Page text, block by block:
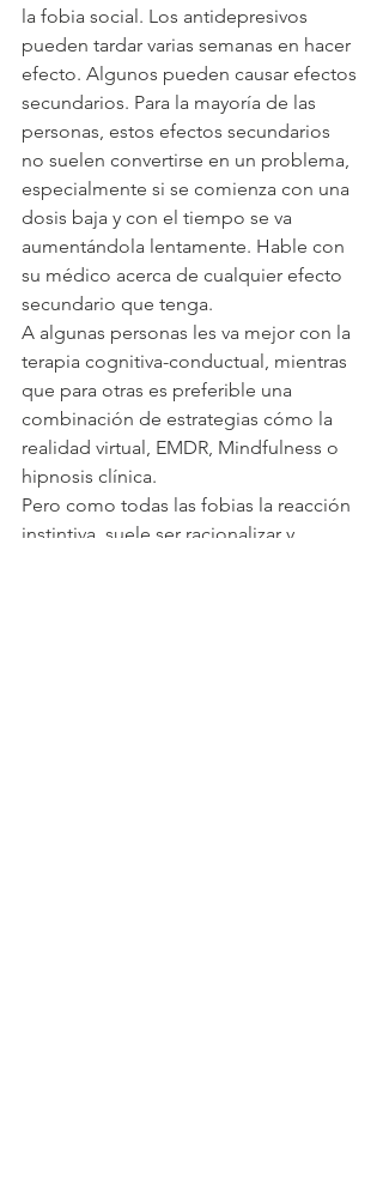
la fobia social. Los antidepresivos
pueden tardar varias semanas en hacer
efecto. Algunos pueden causar efectos
secundarios. Para la mayoría de las
personas, estos efectos secundarios
no suelen convertirse en un problema,
especialmente si se comienza con una
dosis baja y con el tiempo se va
aumentándola lentamente. Hable con
su médico acerca de cualquier efecto
secundario que tenga.
A algunas personas les va mejor con la
terapia cognitiva-conductual, mientras
que para otras es preferible una
combinación de estrategias cómo la
realidad virtual, EMDR, Mindfulness o
hipnosis clínica.
Pero como todas las fobias la reacción
instintiva, suele ser racionalizar y